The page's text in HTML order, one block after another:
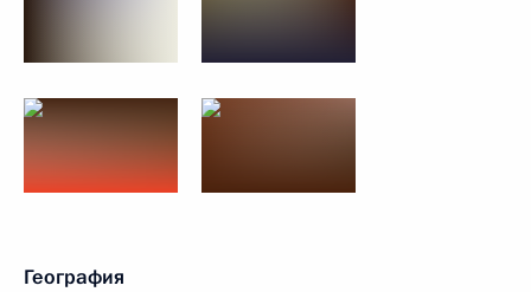
География